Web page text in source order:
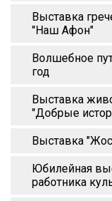
Выставка
"Наш Афон"
Волшебное
год
Выставка
"Добрые
Выставка
Юбилейная
работника